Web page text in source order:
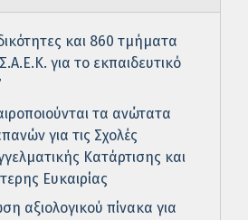
και 860 τμήματα
για το εκπαιδευτικό
τα ανώτατα
για τις Σχολές
Κατάρτισης και
Ευκαιρίας
αξιολογικού πίνακα για